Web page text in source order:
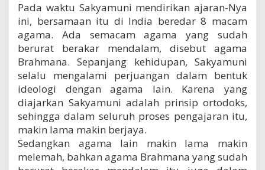
Pada waktu Sakyamuni mendirikan ajaran-Nya
ini, bersamaan itu di India beredar 8 macam
agama. Ada semacam agama yang sudah
berurat berakar mendalam, disebut agama
Brahmana. Sepanjang kehidupan, Sakyamuni
selalu mengalami perjuangan dalam bentuk
ideologi dengan agama lain. Karena yang
diajarkan Sakyamuni adalah prinsip ortodoks,
sehingga dalam seluruh proses pengajaran itu,
makin lama makin berjaya.
Sedangkan agama lain makin lama makin
melemah, bahkan agama Brahmana yang sudah